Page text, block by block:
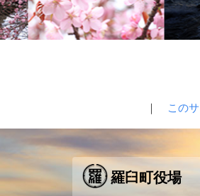
｜ この
羅臼町役場